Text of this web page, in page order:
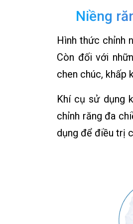
Niềng
Hình thức chỉnh
Còn đối với
chen chúc, khấp
Khí cụ sử dụng
chỉnh răng đa
dụng để điều trị